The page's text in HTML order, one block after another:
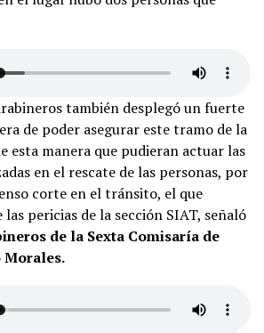
también desplegó un fuerte
de poder asegurar este tramo de la
esta manera que pudieran actuar las
en el rescate de las personas, por
corte en el tránsito, el que
pericias de la sección SIAT, señaló
de la Sexta Comisaría de
Morales.